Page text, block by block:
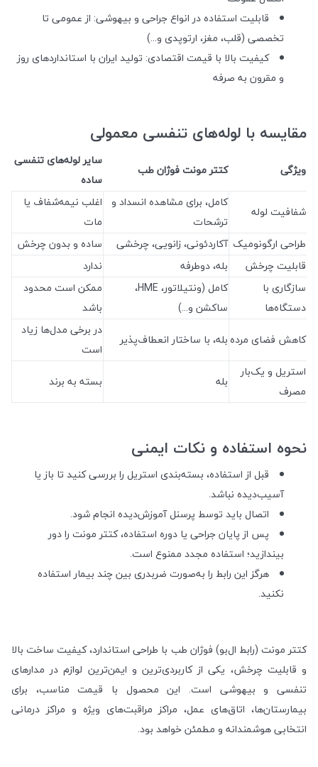
قابلیت استفاده در انواع جراحی و بیهوشی: از عمومی تا
تخصصی (قلب، مغز، ارتوپدی و...)
کیفیت بالا با قیمت اقتصادی: تولید ایران با استانداردهای روز
و مقرون به صرفه
مقایسه با لوله‌های تنفسی معمولی
ویژگی کتتر مونت فوژان طب
سایر لوله‌های تنفسی
ساده
شفافیت لوله
کامل، برای مشاهده انسداد و
ترشحات
اغلب نیمه‌شفاف یا
مات
طراحی ارگونومیک آکاردئونی، زانویی، چرخشی
ساده و بدون چرخش
قابلیت چرخش
بله، دوطرفه
ندارد
سازگاری با
دستگاه‌ها
کامل (ونتیلاتور، HME،
ساکشن و...)
ممکن است محدود
باشد
کاهش فضای مردهبله، با ساختار انعطاف‌پذیر
در برخی مدل‌ها زیاد
است
استریل و یک‌بار
مصرف
بله بسته به برند
نحوه استفاده و نکات ایمنی
قبل از استفاده، بسته‌بندی استریل را بررسی کنید تا باز یا
آسیب‌دیده نباشد.
اتصال باید توسط پرسنل آموزش‌دیده انجام شود.
پس از پایان جراحی یا دوره استفاده، کتتر مونت را دور
بیندازید؛ استفاده مجدد ممنوع است.
هرگز این رابط را به‌صورت ضربدری بین چند بیمار استفاده
نکنید.
کتتر مونت (رابط ال‌بو) فوژان طب با طراحی استاندارد، کیفیت ساخت بالا
و قابلیت چرخش، یکی از کاربردی‌ترین و ایمن‌ترین لوازم در مدارهای
تنفسی و بیهوشی است. این محصول با قیمت مناسب، برای
بیمارستان‌ها، اتاق‌های عمل، مراکز مراقبت‌های ویژه و مراکز درمانی
انتخابی هوشمندانه و مطمئن خواهد بود.